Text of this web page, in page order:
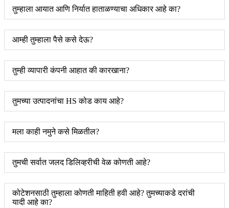
तुम्हाला आयात आणि निर्यात हाताळण्याचा अधिकार आहे का?
आम्ही तुम्हाला पैसे कसे देऊ?
तुम्ही व्यापारी कंपनी आहात की कारखाना?
तुमच्या उत्पादनांचा HS कोड काय आहे?
मला काही नमुने कसे मिळतील?
तुमची सर्वात जलद डिलिव्हरीची वेळ कोणती आहे?
कोटेशनसाठी तुम्हाला कोणती माहिती हवी आहे? तुमच्याकडे दरांची
यादी आहे का?